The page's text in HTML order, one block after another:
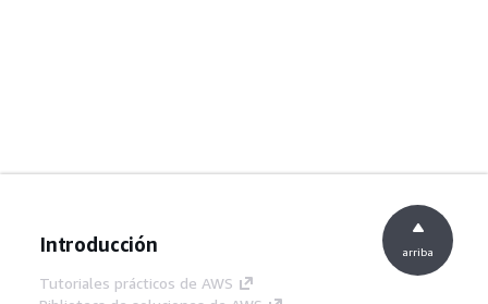
Introducción
Tutoriales prácticos de AWS
arriba